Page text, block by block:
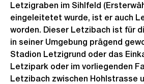
Letzigraben im Sihlfeld
eingeleitetet wurde, ist er auch
worden. Dieser Letzibach ist für
in seiner Umgebung prägend
Stadion Letzigrund oder das
Letzipark oder im vorliegenden
Letzibach zwischen Hohlstrasse